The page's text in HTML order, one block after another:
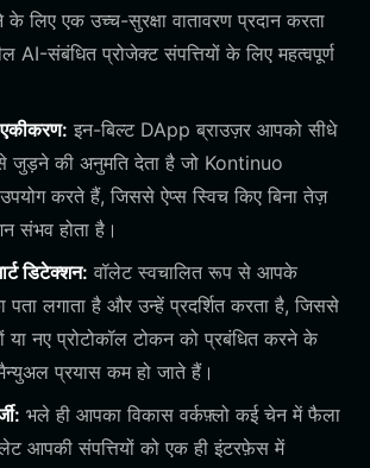
लिए एक उच्च-सुरक्षा वातावरण प्रदान करता
AI-संबंधित प्रोजेक्ट संपत्तियों के लिए महत्वपूर्ण
एकीकरण: इन-बिल्ट DApp ब्राउज़र आपको सीधे
से जुड़ने की अनुमति देता है जो Kontinuo
करते हैं, जिससे ऐप्स स्विच किए बिना तेज़
संभव होता है।
डिटेक्शन: वॉलेट स्वचालित रूप से आपके
लगाता है और उन्हें प्रदर्शित करता है, जिससे
या नए प्रोटोकॉल टोकन को प्रबंधित करने के
प्रयास कम हो जाते हैं।
भले ही आपका विकास वर्कफ़्लो कई चेन में फैला
आपकी संपत्तियों को एक ही इंटरफ़ेस में